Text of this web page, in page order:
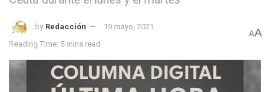
by Redacción
19 mayo, 2021
Reading Time: 5 mins read
AA